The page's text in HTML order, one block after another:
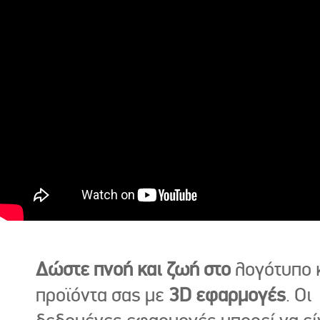
Δώστε πνοή και ζωή στο λογότυπο
προϊόντα σας με 3D εφαρμογές. Οι